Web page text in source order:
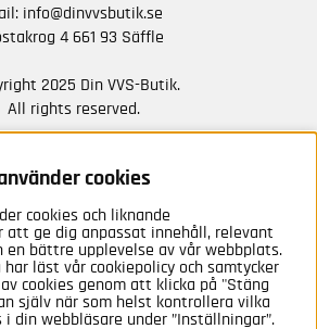
info@dinvvsbutik.se
4 661 93 Säffle
2025 Din VVS-Butik.
All rights reserved.
FRÅN OSS
Anmäl mig
cookies
cookies och liknande
att ge dig anpassat innehåll, relevant
en bättre upplevelse av vår webbplats.
läst vår cookiepolicy och samtycker
cookies genom att klicka på "Stäng
själv när som helst kontrollera vilka
i din webbläsare under ”Inställningar”.